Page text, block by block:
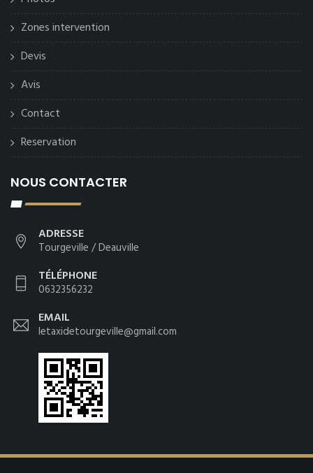
Zones intervention
Devis
Avis
Contact
Reservation
NOUS CONTACTER
ADRESSE
Tourgeville / Deauville
TÉLÉPHONE
0632356232
EMAIL
letaxidetourgeville@gmail.com